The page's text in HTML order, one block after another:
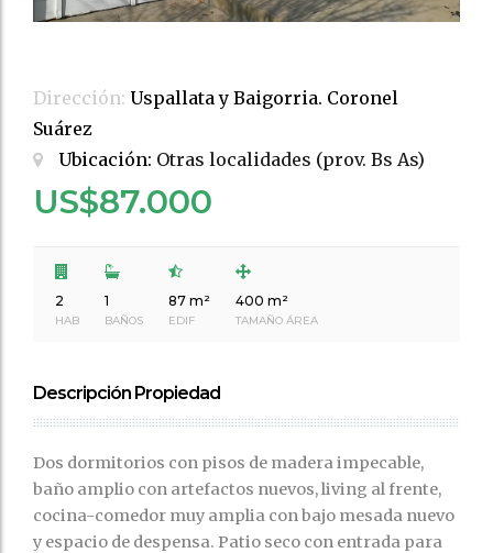
Dirección: Uspallata y Baigorria. Coronel
Suárez
Ubicación: Otras localidades (prov. Bs As)
US$87.000
2
HAB
1
BAÑOS
87 m²
EDIF
400 m²
TAMAÑO ÁREA
Descripción Propiedad
Dos dormitorios con pisos de madera impecable,
baño amplio con artefactos nuevos, living al frente,
cocina-comedor muy amplia con bajo mesada nuevo
y espacio de despensa. Patio seco con entrada para